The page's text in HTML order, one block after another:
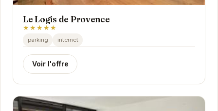
Le Logis de Provence
★★★★★
parking internet
Voir l'offre